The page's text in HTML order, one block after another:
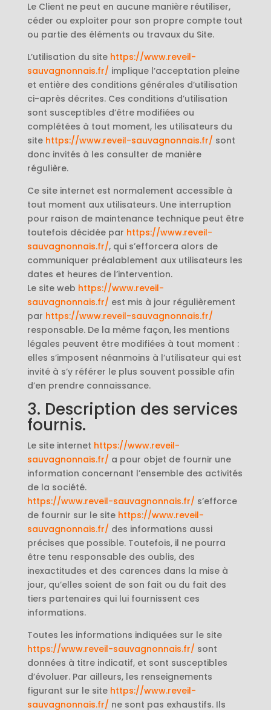
Le Client ne peut en aucune manière réutiliser,
céder ou exploiter pour son propre compte tout
ou partie des éléments ou travaux du Site.
L’utilisation du site https://www.reveil-
sauvagnonnais.fr/ implique l’acceptation pleine
et entière des conditions générales d’utilisation
ci-après décrites. Ces conditions d’utilisation
sont susceptibles d’être modifiées ou
complétées à tout moment, les utilisateurs du
site https://www.reveil-sauvagnonnais.fr/ sont
donc invités à les consulter de manière
régulière.
Ce site internet est normalement accessible à
tout moment aux utilisateurs. Une interruption
pour raison de maintenance technique peut être
toutefois décidée par https://www.reveil-
sauvagnonnais.fr/, qui s’efforcera alors de
communiquer préalablement aux utilisateurs les
dates et heures de l’intervention.
Le site web https://www.reveil-
sauvagnonnais.fr/ est mis à jour régulièrement
par https://www.reveil-sauvagnonnais.fr/
responsable. De la même façon, les mentions
légales peuvent être modifiées à tout moment :
elles s’imposent néanmoins à l’utilisateur qui est
invité à s’y référer le plus souvent possible afin
d’en prendre connaissance.
3. Description des services
fournis.
Le site internet https://www.reveil-
sauvagnonnais.fr/ a pour objet de fournir une
information concernant l’ensemble des activités
de la société.
https://www.reveil-sauvagnonnais.fr/ s’efforce
de fournir sur le site https://www.reveil-
sauvagnonnais.fr/ des informations aussi
précises que possible. Toutefois, il ne pourra
être tenu responsable des oublis, des
inexactitudes et des carences dans la mise à
jour, qu’elles soient de son fait ou du fait des
tiers partenaires qui lui fournissent ces
informations.
Toutes les informations indiquées sur le site
https://www.reveil-sauvagnonnais.fr/ sont
données à titre indicatif, et sont susceptibles
d’évoluer. Par ailleurs, les renseignements
figurant sur le site https://www.reveil-
sauvagnonnais.fr/ ne sont pas exhaustifs. Ils